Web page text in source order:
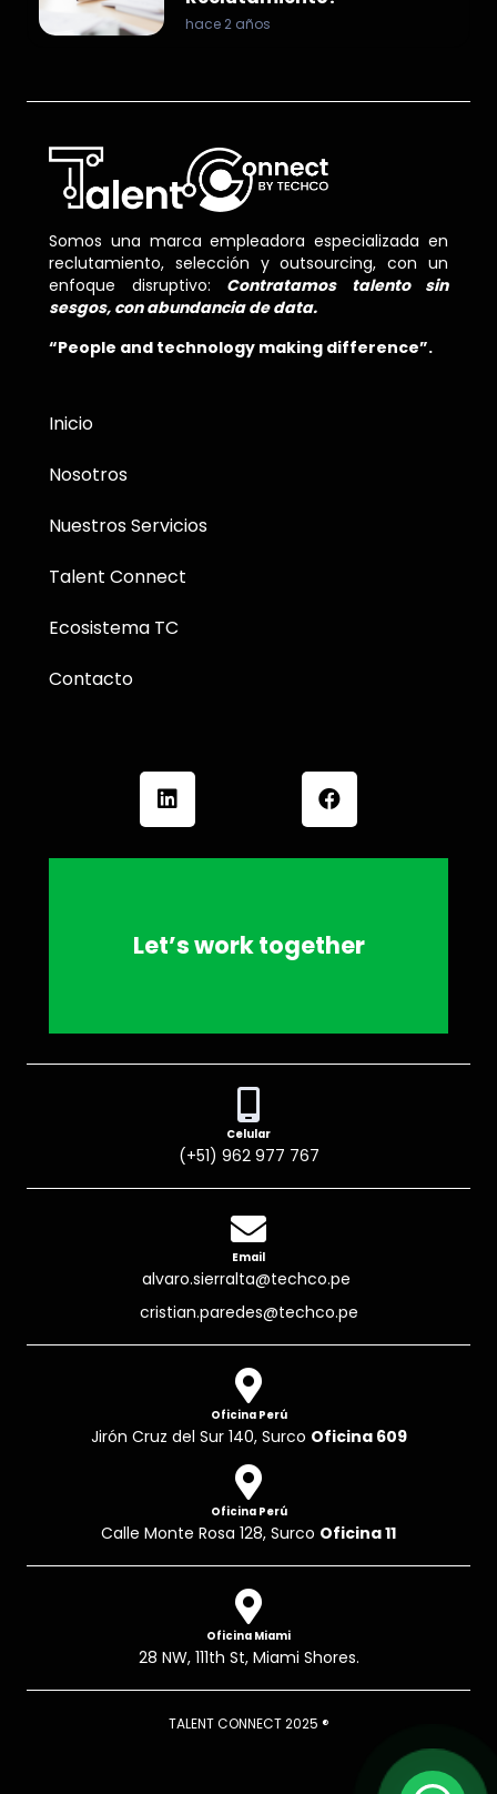
hace 2 años
Somos una marca empleadora especializada en
reclutamiento, selección y outsourcing, con un
enfoque disruptivo: Contratamos talento sin
sesgos, con abundancia de data.
“People and technology making difference”.
Inicio
Nosotros
Nuestros Servicios
Talent Connect
Ecosistema TC
Contacto
Let’s work together
People and technology
making difference
Celular
(+51) 962 977 767
Email
alvaro.sierralta@techco.pe
cristian.paredes@techco.pe
Oficina Perú
Jirón Cruz del Sur 140, Surco Oficina 609
Oficina Perú
Calle Monte Rosa 128, Surco Oficina 11
Oficina Miami
28 NW, 111th St, Miami Shores.
TALENT CONNECT 2025 ®